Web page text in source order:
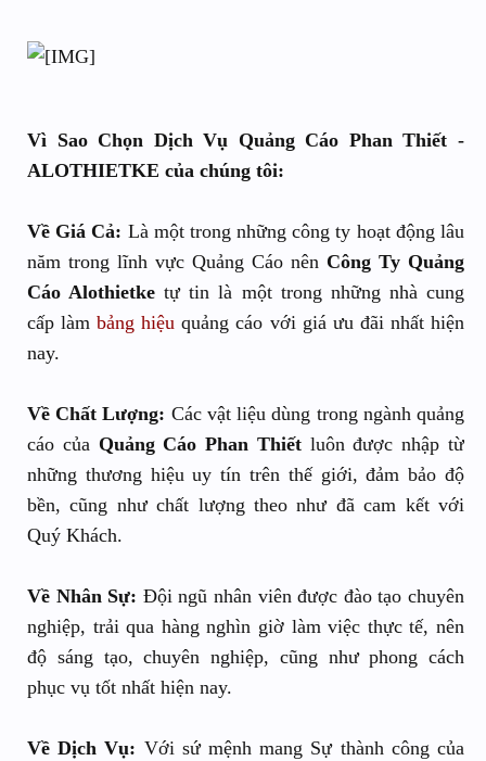
Vì Sao Chọn Dịch Vụ Quảng Cáo Phan Thiết -
ALOTHIETKE của chúng tôi:
Về Giá Cả: Là một trong những công ty hoạt động lâu
năm trong lĩnh vực Quảng Cáo nên Công Ty Quảng
Cáo Alothietketự tin là một trong những nhà cung
cấp làmbảng hiệu quảng cáo với giá ưu đãi nhất hiện
nay.
Về Chất Lượng: Các vật liệu dùng trong ngành quảng
cáo của Quảng Cáo Phan Thiết luôn được nhập từ
những thương hiệu uy tín trên thế giới, đảm bảo độ
bền, cũng như chất lượng theo như đã cam kết với
Quý Khách.
Về Nhân Sự: Đội ngũ nhân viên được đào tạo chuyên
nghiệp, trải qua hàng nghìn giờ làm việc thực tế, nên
độ sáng tạo, chuyên nghiệp, cũng như phong cách
phục vụ tốt nhất hiện nay.
Về Dịch Vụ: Với sứ mệnh mang Sự thành công của